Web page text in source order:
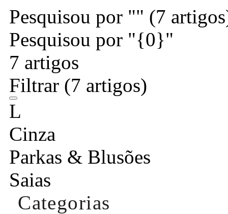
Pesquisou por "" (7
Pesquisou por "{0}"
7 artigos
Filtrar (7 artigos)
L
Cinza
Parkas & Blusões
Saias
Categorias